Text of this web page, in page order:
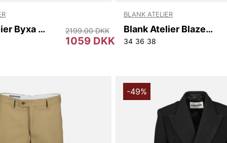
Blank Atelier Byxa Dam
1059 DKK
2199.00 DKK
BLANK ATELIER
Blank Atelier Blazer Dam
34 36 38
-49%